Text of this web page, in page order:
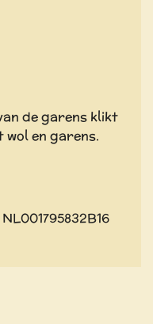
de garens klikt
en garens.